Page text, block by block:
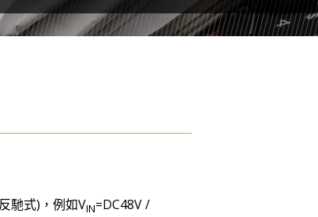
馳式)，例如VIN=DC48V /